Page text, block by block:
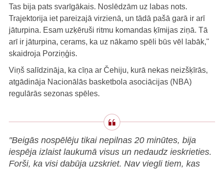
Tas bija pats svarīgākais. Noslēdzām uz labas nots.
Trajektorija iet pareizajā virzienā, un tādā pašā garā ir arī
jāturpina. Esam uzķēruši ritmu komandas ķīmijas ziņā. Tā
arī ir jāturpina, cerams, ka uz nākamo spēli būs vēl labāk,"
skaidroja Porziņģis.
Viņš salīdzināja, ka cīņa ar Čehiju, kurā nekas neizšķīrās,
atgādināja Nacionālās basketbola asociācijas (NBA)
regulārās sezonas spēles.
"Beigās nospēlēju tikai nepilnas 20 minūtes, bija
iespēja izlaist laukumā visus un nedaudz ieskrieties.
Forši, ka visi dabūja uzskriet. Nav viegli tiem, kas